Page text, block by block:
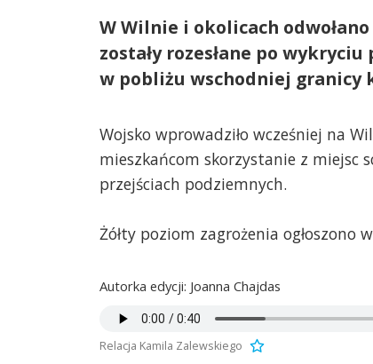
W Wilnie i okolicach
zostały rozesłane po
w pobliżu wschodniej granicy
Wojsko wprowadziło wcześniej na
mieszkańcom skorzystanie z miejsc
przejściach podziemnych.
Żółty poziom zagrożenia ogłoszono
Autorka edycji: Joanna Chajdas
Relacja Kamila Zalewskiego